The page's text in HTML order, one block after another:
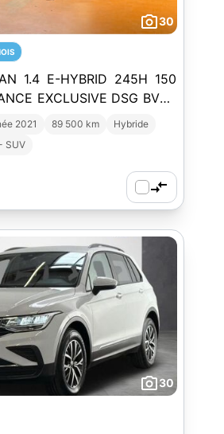
30
1.4 E-HYBRID 245H 150
EXCLUSIVE DSG BVA /
/ CARPLAY
2021 89 500 km
Hybride
SUV
30